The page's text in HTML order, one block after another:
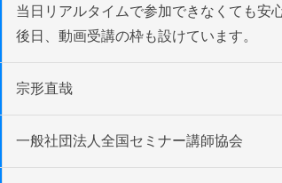
当日リアルタイムで参加できなくても安
後日、動画受講の枠も設けています。
宗形直哉
一般社団法人全国セミナー講師協会